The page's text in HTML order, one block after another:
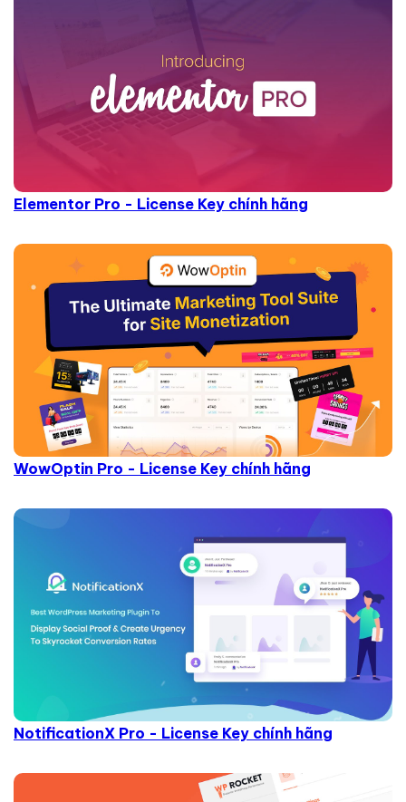
Elementor Pro - License Key chính hãng
WowOptin Pro - License Key chính hãng
NotificationX Pro - License Key chính hãng